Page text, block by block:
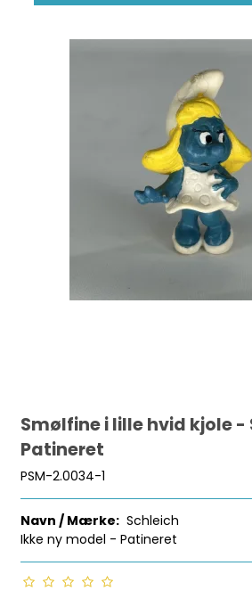
Smølfine i lille hvid kjole -
Patineret
PSM-2.0034-1
Navn / Mærke: Schleich
Ikke ny model - Patineret